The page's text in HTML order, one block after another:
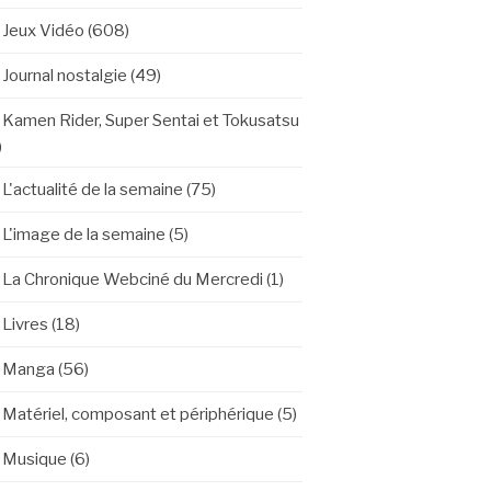
Jeux Vidéo (608)
Journal nostalgie (49)
Kamen Rider, Super Sentai et Tokusatsu
L'actualité de la semaine (75)
L'image de la semaine (5)
La Chronique Webciné du Mercredi (1)
Livres (18)
Manga (56)
Matériel, composant et périphérique (5)
Musique (6)